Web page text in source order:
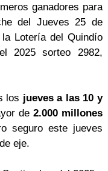
ganadores para
del Jueves 25 de
Lotería del Quindío
2025 sorteo 2982,
los jueves a las 10 y
de 2.000 millones
seguro este jueves
eje.